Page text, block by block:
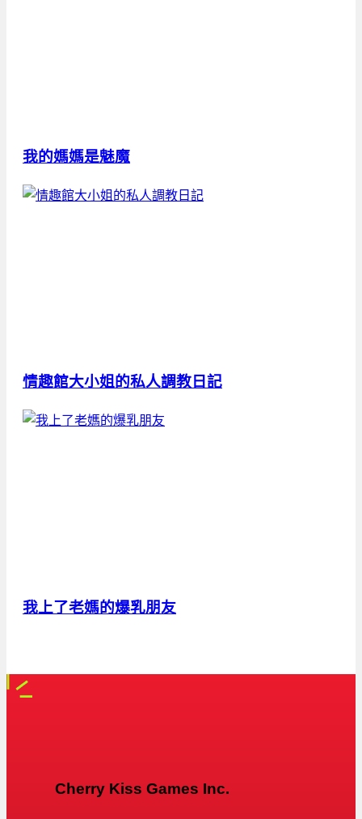
我的媽媽是魅魔
情趣館大小姐的私人調教日記
我上了老媽的爆乳朋友
Cherry Kiss Games Inc.